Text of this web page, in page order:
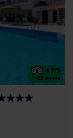
4.1/5
83 opinie